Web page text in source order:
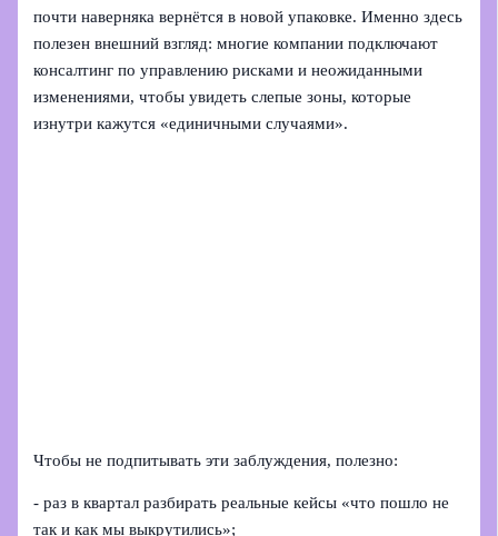
почти наверняка вернётся в новой упаковке. Именно здесь
полезен внешний взгляд: многие компании подключают
консалтинг по управлению рисками и неожиданными
изменениями, чтобы увидеть слепые зоны, которые
изнутри кажутся «единичными случаями».
Чтобы не подпитывать эти заблуждения, полезно:
- раз в квартал разбирать реальные кейсы «что пошло не
так и как мы выкрутились»;